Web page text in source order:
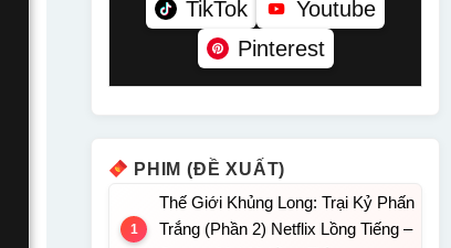
TikTok
Youtube
Pinterest
PHIM (ĐỀ XUẤT)
Thế Giới Khủng Long: Trại Kỷ Phấn
Trắng (Phần 2) Netflix Lồng Tiếng –